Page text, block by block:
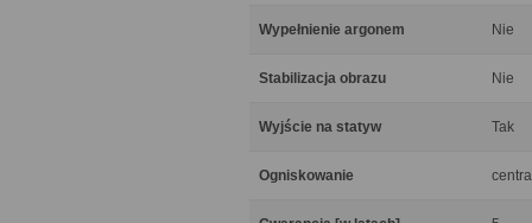
Wypełnienie argonem Nie
Stabilizacja obrazu Nie
Wyjście na statyw Tak
Ogniskowanie